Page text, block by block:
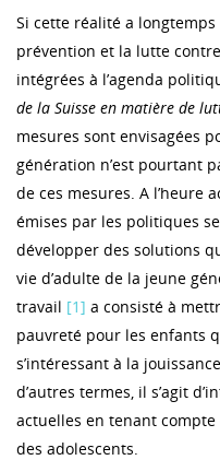
Si cette réalité a
prévention et la lutte
intégrées à l’agenda
de la Suisse en matière de
mesures sont envisagées
génération n’est pourtant
de ces mesures. A l’heure
émises par les politiques
développer des solutions
vie d’adulte de la jeune
travail [1] a consisté à
pauvreté pour les enfants
s’intéressant à la
d’autres termes, il s’agit
actuelles en tenant
des adolescents.